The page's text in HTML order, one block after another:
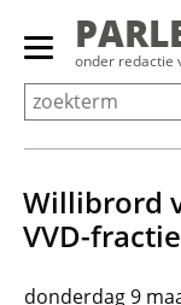
Overslaan
Primair
menu
tonen/verbergen
onder redactie
Willibrord
VVD-
donderdag 9